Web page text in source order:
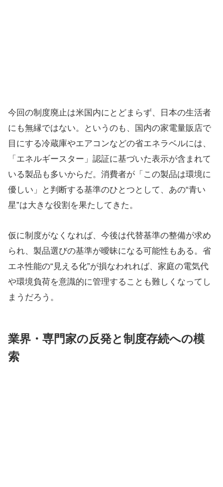
今回の制度廃止は米国内にとどまらず、日本の生活者
にも無縁ではない。というのも、国内の家電量販店で
目にする冷蔵庫やエアコンなどの省エネラベルには、
「エネルギースター」認証に基づいた表示が含まれて
いる製品も多いからだ。消費者が「この製品は環境に
優しい」と判断する基準のひとつとして、あの“青い
星”は大きな役割を果たしてきた。
仮に制度がなくなれば、今後は代替基準の整備が求め
られ、製品選びの基準が曖昧になる可能性もある。省
エネ性能の“見える化”が損なわれれば、家庭の電気代
や環境負荷を意識的に管理することも難しくなってし
まうだろう。
業界・専門家の反発と制度存続への模
索